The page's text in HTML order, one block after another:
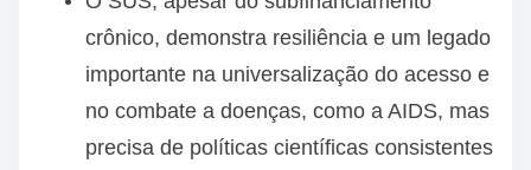
crônico, demonstra resiliência e um legado
importante na universalização do acesso e
no combate a doenças, como a AIDS, mas
precisa de políticas científicas consistentes